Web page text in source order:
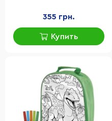
см
355 грн.
Купить